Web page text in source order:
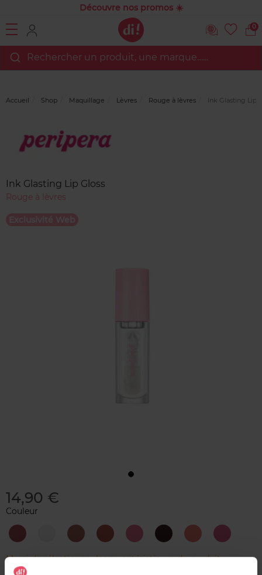
Découvre nos promos ☀️
0
Rechercher un produit, une marque…...
Accueil Shop Maquillage Lèvres Rouge à lèvres Ink Glasting Lip
Ink Glasting Lip Gloss
Rouge à lèvres
14,90 €
Couleur
Chilling
Rosy
Edge
Nude
Grow
On
Love
Of
Fate
Made
It
So
What
Way
To
Merci de sélectionner les caractéristiques du produit.